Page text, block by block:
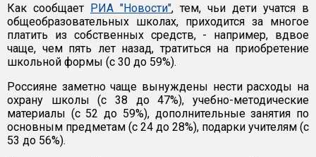
Как сообщает РИА "Новости", тем, чьи дети учатся в
общеобразовательных школах, приходится за многое
платить из собственных средств, - например, вдвое
чаще, чем пять лет назад, тратиться на приобретение
школьной формы (с 30 до 59%).
Россияне заметно чаще вынуждены нести расходы на
охрану школы (с 38 до 47%), учебно-методические
материалы (с 52 до 59%), дополнительные занятия по
основным предметам (с 24 до 28%), подарки учителям (с
53 до 56%).